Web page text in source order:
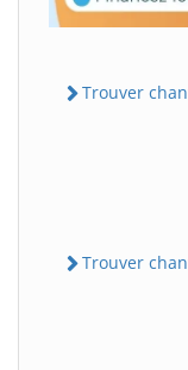
Trouver
Trouver